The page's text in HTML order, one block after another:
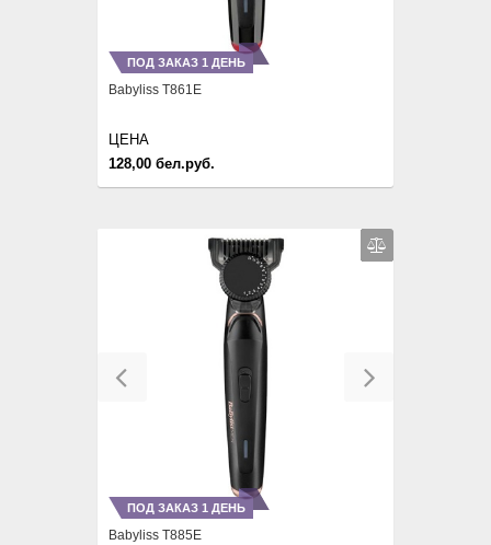
ПОД ЗАКАЗ 1 ДЕНЬ
Babyliss T861E
128,00 бел.руб.
ЦЕНА
Previous
ПОД ЗАКАЗ 1 ДЕНЬ
Babyliss T885E